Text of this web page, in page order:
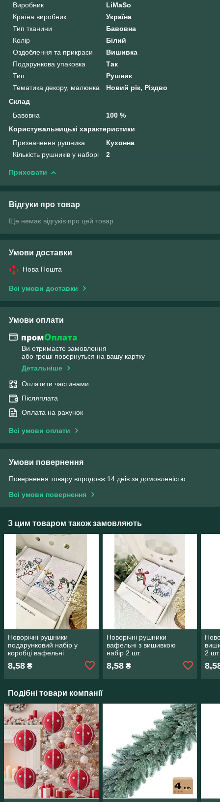
Виробник
LiMaSo
Країна виробник
Україна
Тип тканини
Бавовна
Колір
Білий
Оздоблення та прикраси
Вишивка
Подарункова упаковка
Так
Тип
Рушник
Тематика декору, малюнка
Новий рік, Різдво
Склад
Бавовна
100 %
Користувальницькі характеристики
Призначення рушника
Кухонна
Кількість рушників у наборі
2
Приховати
Відгуки про товар
Ще немає відгуків про цей товар
Умови доставки
Нова Пошта
Всі умови доставки
Умови оплати
Ви отримаєте замовлення
або гроші повернуться на вашу картку
Детальніше
Оплатити частинами
Післяплата
Оплата на рахунок
Всі умови оплати
Умови повернення
Повернення товару впродовж 14 днів за домовленістю
Всі умови повернення
З цим товаром також замовляють
Новорічні рушники
подарунковий набір у
коробці вафельні
8,58 ₴
Новорічні рушники
вафельні з вишивкою
набір 2 шт.
8,58₴
2 шт.
Подібні товари компанії